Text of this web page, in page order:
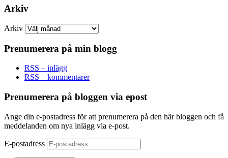
Arkiv
Arkiv
Prenumerera på min blogg
RSS – inlägg
RSS – kommentarer
Prenumerera på bloggen via epost
Ange din e-postadress för att prenumerera på den här bloggen och få
meddelanden om nya inlägg via e-post.
E-postadress